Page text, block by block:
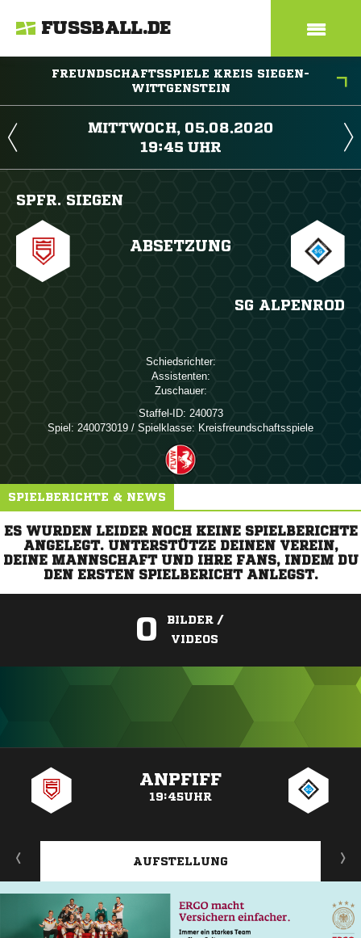
FUSSBALL.DE
FREUNDSCHAFTSSPIELE KREIS SIEGEN-
WITTGENSTEIN
 
 
SPFR. SIEGEN
ABSETZUNG
SG ALPENROD
Schiedsrichter:
Assistenten:
Zuschauer:
Staffel-ID: 240073
Spiel: 240073019 / Spielklasse: Kreisfreundschaftsspiele
SPIELBERICHTE & NEWS
ES WURDEN LEIDER NOCH KEINE SPIELBERICHTE
ANGELEGT. UNTERSTÜTZE DEINEN VEREIN,
DEINE MANNSCHAFT UND IHRE FANS, INDEM DU
DEN ERSTEN SPIELBERICHT ANLEGST.
0
BILDER /
VIDEOS
ANPFIFF
19:45UHR
AUFSTELLUNG